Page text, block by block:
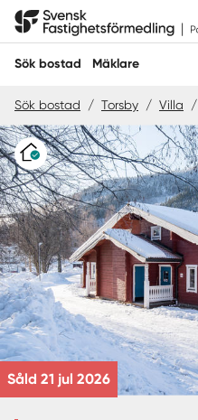
Hoppa
Svensk Fastighetsförmedling
Sök bostad Mäklare
Sök bostad
Hitta mäklare
Sälja
Köpa
Guider
Start
Logga in
Sök bostad / Torsby / Villa /
Varudeklarerat
Såld 21 jul 2026